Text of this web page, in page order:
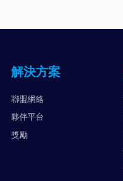
解決方案
聯盟網絡
夥伴平台
獎勵